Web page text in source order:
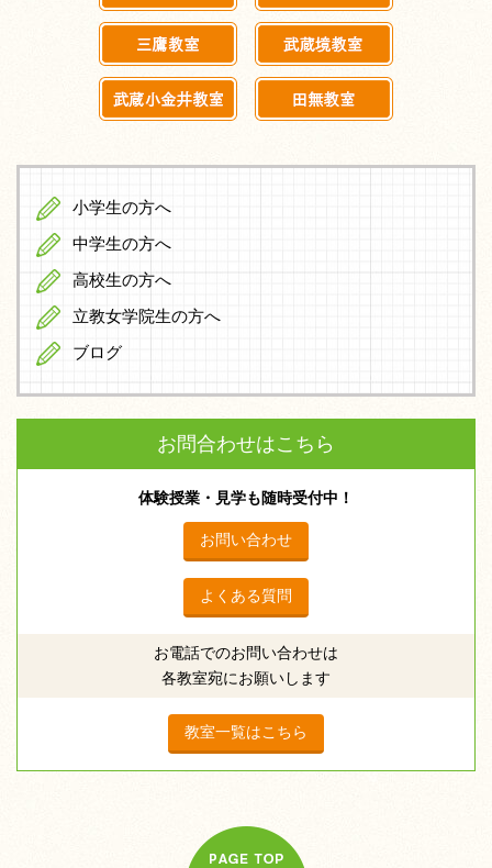
小学生の方へ
中学生の方へ
高校生の方へ
立教女学院生の方へ
ブログ
お問合わせはこちら
体験授業・見学も随時受付中！
お問い合わせ
よくある質問
お電話でのお問い合わせは
各教室宛にお願いします
教室一覧はこちら